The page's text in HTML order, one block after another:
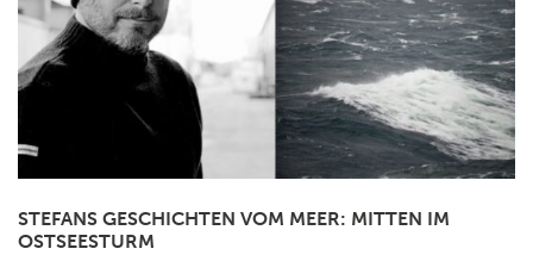
STEFANS GESCHICHTEN VOM MEER: MITTEN IM
OSTSEESTURM